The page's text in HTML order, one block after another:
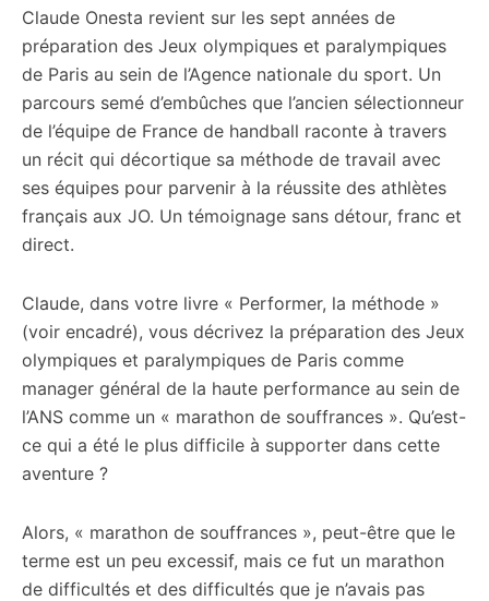
Claude Onesta revient sur les sept années de
préparation des Jeux olympiques et paralympiques
de Paris au sein de l’Agence nationale du sport. Un
parcours semé d’embûches que l’ancien sélectionneur
de l’équipe de France de handball raconte à travers
un récit qui décortique sa méthode de travail avec
ses équipes pour parvenir à la réussite des athlètes
français aux JO. Un témoignage sans détour, franc et
direct.
Claude, dans votre livre « Performer, la méthode »
(voir encadré), vous décrivez la préparation des Jeux
olympiques et paralympiques de Paris comme
manager général de la haute performance au sein de
l’ANS comme un « marathon de souffrances ». Qu’est-
ce qui a été le plus difficile à supporter dans cette
aventure ?
Alors, « marathon de souffrances », peut-être que le
terme est un peu excessif, mais ce fut un marathon
de difficultés et des difficultés que je n’avais pas